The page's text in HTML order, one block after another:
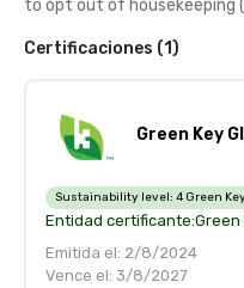
to opt out of housekeeping
Certificaciones (1)
Green Key
Sustainability level: 4 Green
Entidad certificante:
Emitida el: 2/8/2024
Vence el: 3/8/2027